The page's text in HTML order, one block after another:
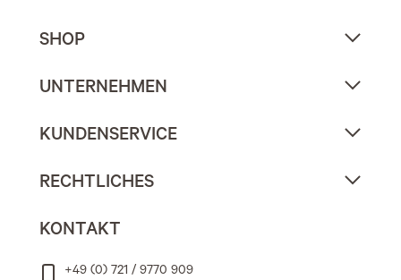
SHOP
UNTERNEHMEN
KUNDENSERVICE
RECHTLICHES
KONTAKT
+49 (0) 721 / 9770 909